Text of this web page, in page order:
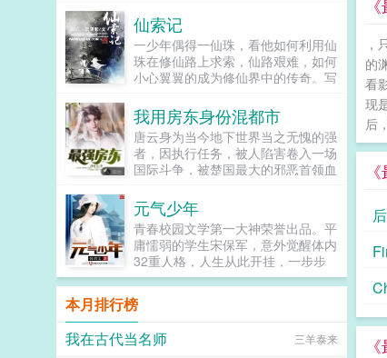
，
的
看
现
后
携子强势归来，惊艳天下。不能修炼
的废材？她一招制胜。庶出兄妹作
恶？...
仙索记
一少年偶得一仙珠，看他如何利用仙
珠在修仙路上求索，仙路艰难，如何
小心翼翼的成为修仙界中的传奇。写
更或两更，但是更新稳定的，有些不
足，大家谅解。希望多点收藏和点
击。...
我用房东身份混都市
唐云身为当今地下世界当之无愧的强
者，因执行任务，被人陷害卷入一场
国际斗争，被楚国最大的邪恶首领血
到老家中海躲避，与此同时暗中调查
陷害自己的幕后主使。唐云在中海曾
经暗中买下的别墅中休养，偶遇从前
的女神被房东驱逐，又遭到追求者纠
缠，唐云挺身而出装逼打脸，将别墅
房间租给女神，孤男寡女共处一室自
然发生暧昧。...
元气少年
青春校园文学第一大神荣誉出品。平
庸懦弱的学生宋保军，意外觉醒体内
32重人格，人生从此开挂，一步步
逆袭成为终极学霸的热血励志故事。
有爆乳校花激萌萝莉清纯大长腿等绝
色美女，也有颠倒黑白的口才，还有
热血爆棚的打斗信公众号搜...
本月排行榜
我在古代当名师
三羊泰来